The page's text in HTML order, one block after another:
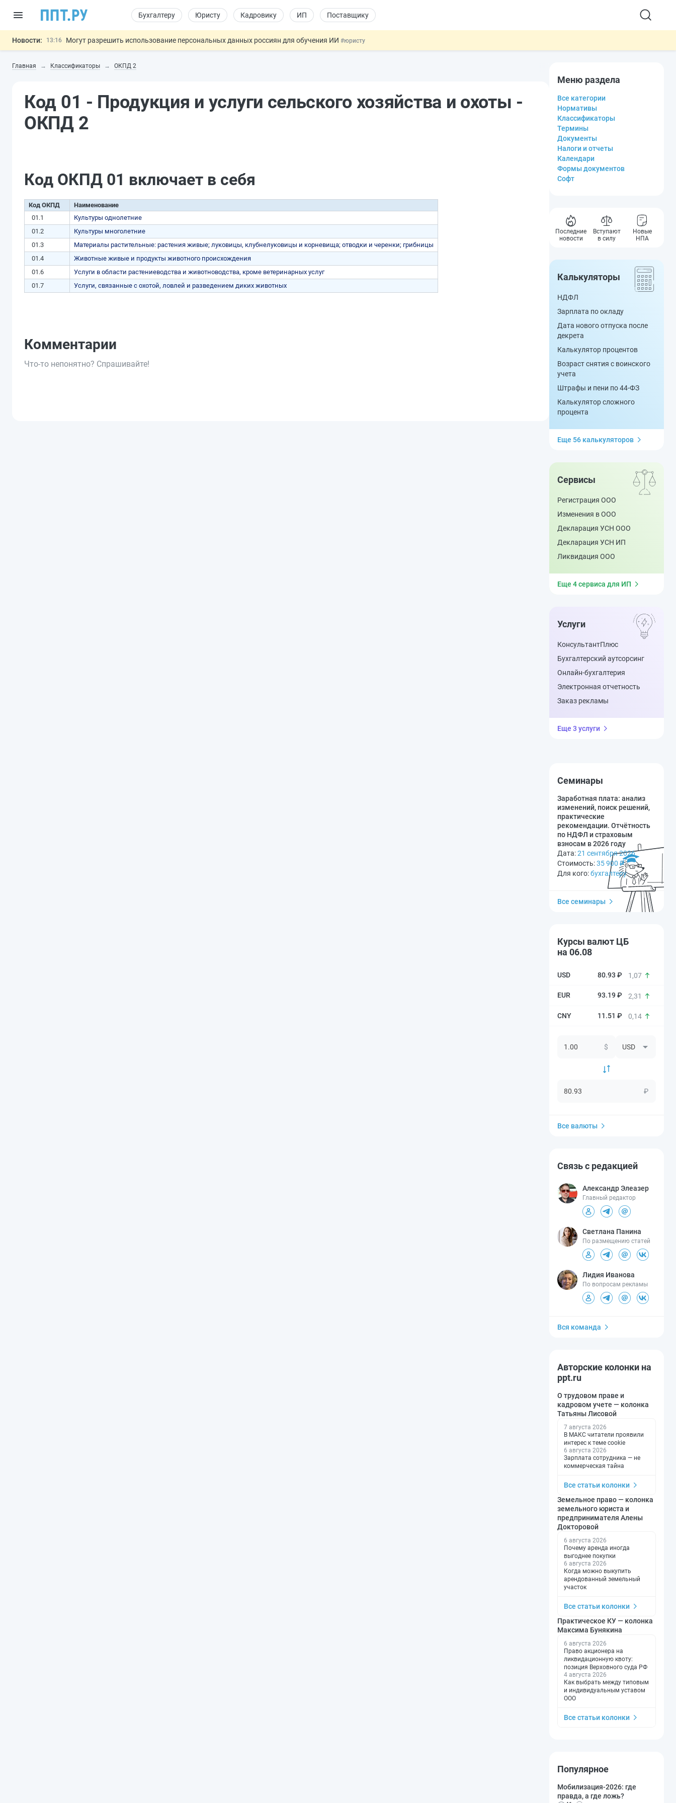
Бухгалтеру Юристу Кадровику ИП Поставщику
Новости: 13:16 Могут разрешить использование персональных данных россиян для обучения ИИ #юристу
12:05 ФНС изменит правила рассмотрения жалоб на налоговые органы
Основания для выдворения иностранцев из России стало больше #кадровику
Главная Классификаторы ОКПД 2
Код 01 - Продукция и услуги сельского хозяйства и охоты -
ОКПД 2
Код ОКПД 01 включает в себя
Код ОКПД
Наименование
01.1
Культуры однолетние
01.2
Культуры многолетние
01.3
Материалы растительные: растения живые; луковицы, клубнелуковицы и корневища; отводки и черенки; грибницы
01.4
Животные живые и продукты животного происхождения
01.6
Услуги в области растениеводства и животноводства, кроме ветеринарных услуг
01.7
Услуги, связанные с охотой, ловлей и разведением диких животных
Комментарии
Что-то непонятно? Спрашивайте!
Меню раздела
Все категории
Нормативы
Классификаторы
Термины
Документы
Налоги и отчеты
Календари
Формы документов
Софт
Последние
новости
Вступают
в силу
Новые
НПА
Калькуляторы
НДФЛ
Зарплата по окладу
Дата нового отпуска после
декрета
Калькулятор процентов
Возраст снятия с воинского
учета
Штрафы и пени по 44-ФЗ
Калькулятор сложного
процента
Еще 56 калькуляторов
Сервисы
Регистрация ООО
Изменения в ООО
Декларация УСН ООО
Декларация УСН ИП
Ликвидация ООО
Еще 4 сервиса для ИП
Услуги
КонсультантПлюс
Бухгалтерский аутсорсинг
Онлайн-бухгалтерия
Электронная отчетность
Заказ рекламы
Еще 3 услуги
Семинары
Заработная плата: анализ
изменений, поиск решений,
практические
рекомендации. Отчётность
по НДФЛ и страховым
взносам в 2026 году
Дата:21 сентября 2026
Стоимость:35 900 ₽
Для кого:бухгалтеру
Все семинары
Курсы валют ЦБ
на 06.08
80.93 ₽ 1,07
93.19 ₽ 2,31
11.51 ₽ 0,14
$
₽
Все валюты
Связь с редакцией
Александр Элеазер
Главный редактор
Светлана Панина
По размещению статей
Лидия Иванова
По вопросам рекламы
Вся команда
Авторские колонки на
ppt.ru
О трудовом праве и
кадровом учете — колонка
Татьяны Лисовой
7 августа 2026
В МАКС читатели проявили
интерес к теме cookie
6 августа 2026
Зарплата сотрудника — не
коммерческая тайна
Все статьи колонки
Земельное право — колонка
земельного юриста и
предпринимателя Алены
Докторовой
6 августа 2026
Почему аренда иногда
выгоднее покупки
6 августа 2026
Когда можно выкупить
арендованный земельный
участок
Все статьи колонки
Практическое КУ — колонка
Максима Бунякина
6 августа 2026
Право акционера на
ликвидационную квоту:
позиция Верховного суда РФ
4 августа 2026
Как выбрать между типовым
и индивидуальным уставом
ООО
Все статьи колонки
Популярное
Мобилизация-2026: где
правда, а где ложь?